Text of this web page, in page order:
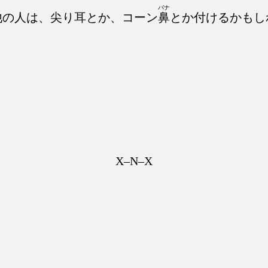
人は、尖り耳とか、コーン鼻
バナ
とか付けるかも
X–N–X